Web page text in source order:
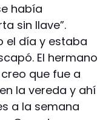
había
sin llave”.
el día y estaba
El hermano
que fue a
la vereda y ahí
a la semana